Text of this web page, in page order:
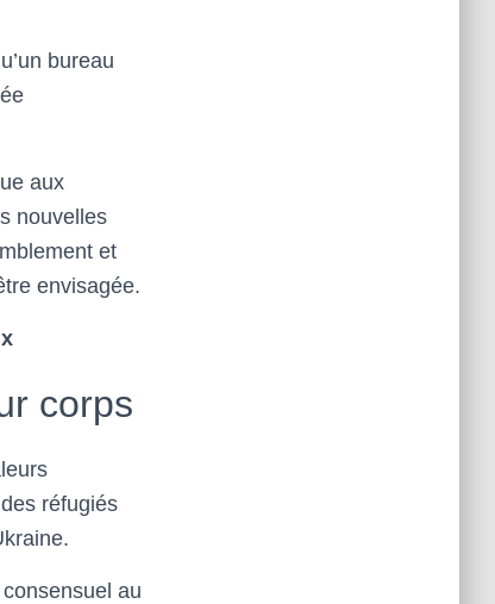
bureau
aux
nouvelles
et
envisagée.
corps
réfugiés
au